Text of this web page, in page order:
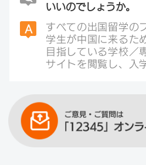
先でインターンシッ
記が記載されていな
ンターンシップへの
を行ってはいけませ
習期間が居留許可の
せん。
情報プラットフォー
通じて情報を入手し
（情報提供：留学中国
いいのでしょうか。
A
すべての出国留学の
学生が中国に来るた
目指している学校／
サイトを閲覧し、入
まれます。
· 申請表
· 最高学歴証明書及び
· 推薦書